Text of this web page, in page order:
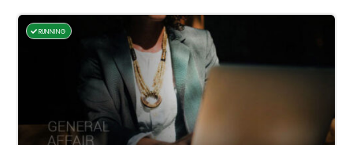
RUNNING